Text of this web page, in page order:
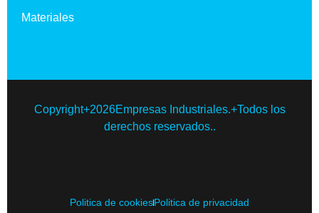
Materiales
Copyright+2026Empresas Industriales.+Todos los
derechos reservados..
Politica de cookiesPolitica de privacidad